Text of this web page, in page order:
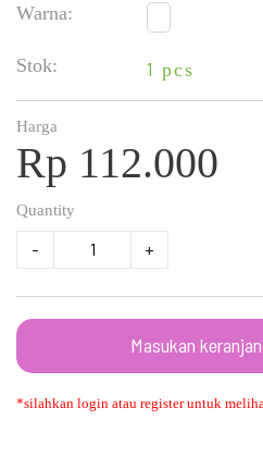
Warna:
Stok: 1 pcs
Harga
Rp 112.000
Quantity
- +
Masukan
*silahkan login atau register untuk